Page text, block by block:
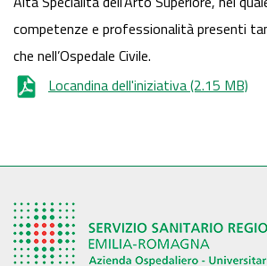
competenze e professionalità presenti
che nell’Ospedale Civile.
Locandina dell'iniziativa(2.15 MB)